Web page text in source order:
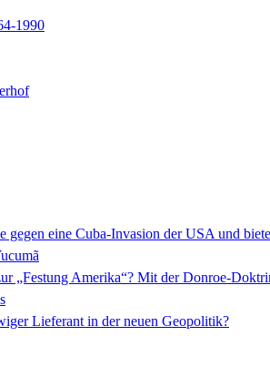
1990
gegen eine Cuba-Invasion der USA und
„Festung Amerika“? Mit der Donroe-
Lieferant in der neuen Geopolitik?